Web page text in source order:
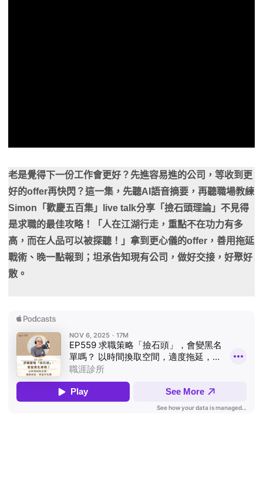
老是覺得下一份工作會更好？先進容易進的公司，等收到更
好的offer再快閃？這一集，先聽AI語音摘要，再聽職場教練
Simon「歡慶五百集」live talk分享「撿石頭理論」不見得
是求職的最佳攻略！「人在江湖行走，重點不在功力有多
高，而在人品可以被探聽！」拿到更心儀的offer，善用拖延
戰術、晚一點報到；坦承告知現有公司，做好交接，好聚好
散。